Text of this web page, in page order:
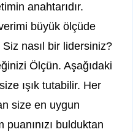
anahtarıdır.
büyük ölçüde
Siz nasıl bir lidersiniz?
Ölçün. Aşağıdaki
ışık tutabilir. Her
size en uygun
bulduktan